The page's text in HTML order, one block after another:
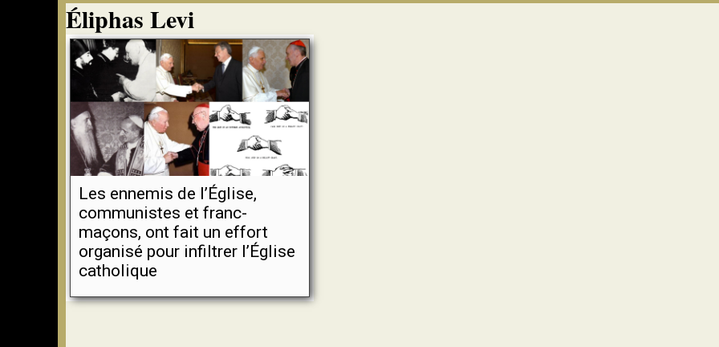
Éliphas Levi
Les ennemis de l’Église,
communistes et franc-
maçons, ont fait un effort
organisé pour infiltrer l’Église
catholique